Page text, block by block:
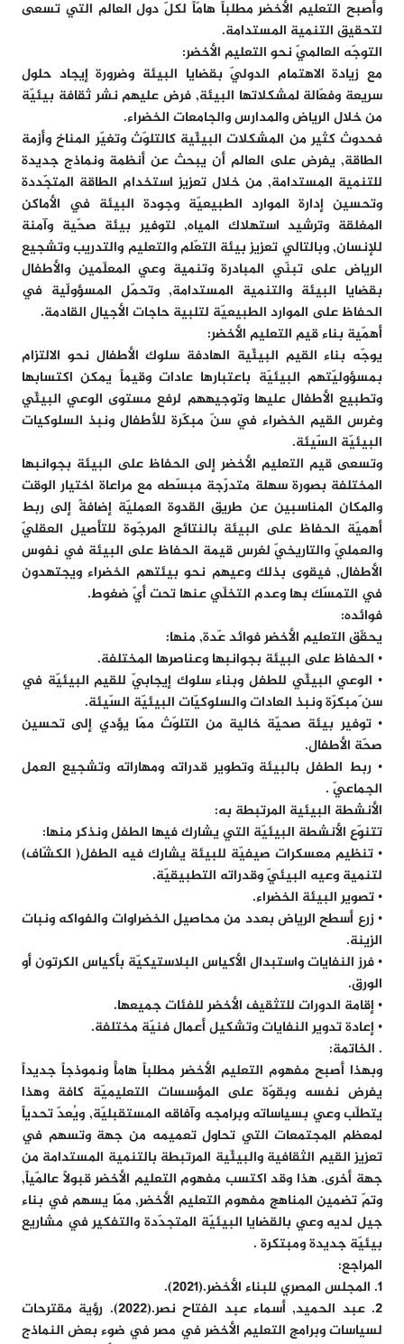
وأصبح التعليم الأخضر مطلباً هامّاً لكلّ دول العالم التي تسعى
لتحقيق التنمية المستدامة.
التوجّه العالميّ نحو التعليم الأخضر:
مع زيادة الاهتمام الدوليّ بقضايا البيئة وضرورة إيجاد حلول
سريعة وفعّالة لمشكلاتها البيئة, فرض عليهم نشر ثقافة بيئيّة
من خلال الرياض والمدارس والجامعات الخضراء.
فحدوث كثير من المشكلات البيئّية كالتلوّث وتغيّر المناخ وأزمة
الطاقة, يفرض على العالم أن يبحث عن أنظمة ونماذج جديدة
للتنمية المستدامة, من خلال تعزيز استخدام الطاقة المتجّددة
وتحسين إدارة الموارد الطبيعيّة وجودة البيئة في الأماكن
المغلقة وترشيد استهلاك المياه, لتوفير بيئة صحّية وآمنة
للإنسان, وبالتالي تعزيز بيئة التعّلم والتعليم والتدريب وتشجيع
الرياض على تبنّي المبادرة وتنمية وعي المعلّمين والأطفال
بقضايا البيئة والتنمية المستدامة, وتحمّل المسؤولّية في
الحفاظ على الموارد الطبيعيّة لتلبية حاجات الأجيال القادمة.
أهمّية بناء قيم التعليم الأخضر:
يوجّه بناء القيم البيئّية الهادفة سلوك الأطفال نحو الالتزام
بمسؤوليّتهم البيئيّة باعتبارها عادات وقيماً يمكن اكتسابها
وتطبيع الأطفال عليها وتوجيههم لرفع مستوى الوعي البيئّي
وغرس القيم الخضراء في سنّ مبكّرة للأطفال ونبذ السلوكيات
البيئيّة السّيئة.
وتسعى قيم التعليم الأخضر إلى الحفاظ على البيئة بجوانبها
المختلفة بصورة سهلة متدرّجة مبسّطه مع مراعاة اختيار الوقت
والمكان المناسبين عن طريق القدوة العمليّة إضافةً إلى ربط
أهميّة الحفاظ على البيئة بالنتائج المرجّوة للتأصيل العقليّ
والعمليّ والتاريخيّ لغرس قيمة الحفاظ على البيئة في نفوس
الأطفال, فيقوى بذلك وعيهم نحو بيئتهم الخضراء ويجتهدون
في التمسّك بها وعدم التخلّي عنها تحت أيّ ضغوط.
فوائده:
يحقّق التعليم الأخضر فوائد عّدة, منها:
• الحفاظ على البيئة بجوانبها وعناصرها المختلفة.
• الوعي البيئّي للطفل وبناء سلوك إيجابيّ للقيم البيئيّة في
سن ّمبكرّة ونبذ العادات والسلوكيّات البيئيّة السّيئة.
• توفير بيئة صحيّة خالية من التلوّث ممّا يؤدي إلى تحسين
صحّة الأطفال.
• ربط الطفل بالبيئة وتطوير قدراته ومهاراته وتشجيع العمل
الجماعيّ .
الأنشطة البيئية المرتبطة به:
تتنوّع الأنشطة البيئيّة التي يشارك فيها الطفل ونذكر منها:
• تنظيم معسكرات صيفيّة للبيئة يشارك فيه الطفل( الكشّاف)
لتنمية وعيه البيئيّ وقدراته التطبيقيّة.
• تصوير البيئة الخضراء.
• زرع أسطح الرياض بعدد من محاصيل الخضراوات والفواكه ونبات
الزينة.
• فرز النفايات واستبدال الأكياس البلاستيكيّة بأكياس الكرتون أو
الورق.
• إقامة الدورات للتثقيف الأخضر للفئات جميعها.
• إعادة تدوير النفايات وتشكيل أعمال فنيّة مختلفة.
. الخاتمة:
وبهذا أصبح مفهوم التعليم الأخضر مطلباً هاماًّ ونموذجاً جديداً
يفرض نفسه وبقوّة على المؤسسات التعليميّة كافة وهذا
يتطلّب وعي بسياساته وبرامجه وآفاقه المستقبليّة, ويُعدّ تحدياً
لمعظم المجتمعات التي تحاول تعميمه من جهة وتسهم في
تعزيز القيم الثقافية والبيئّية المرتبطة بالتنمية المستدامة من
جهة أخرى. هذا وقد اكتسب مفهوم التعليم الأخضر قبولاً عالمّياً,
وتمّ تضمين المناهج مفهوم التعليم الأخضر, ممّا يسهم في بناء
جيل لديه وعي بالقضايا البيئيّة المتجدّدة والتفكير في مشاريع
بيئيّة جديدة ومبتكرة .
المراجع:
1. المجلس المصري للبناء الأخضر.(2021).
2. عبد الحميد, أسماء عبد الفتاح نصر.(2022). رؤية مقترحات
لسياسات وبرامج التعليم الأخضر في مصر في ضوء بعض النماذج